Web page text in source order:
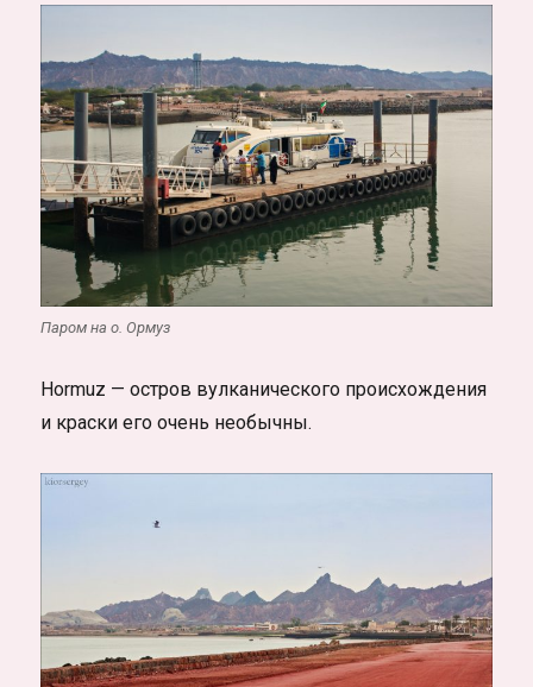
Паром на о. Ормуз
Hormuz — остров вулканического происхождения
и краски его очень необычны.